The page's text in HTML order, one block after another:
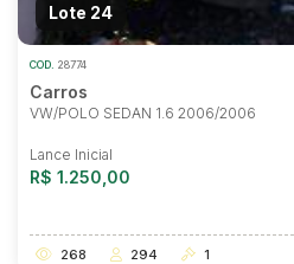
Lote 24
COD. 28774
Carros
VW/POLO SEDAN 1.6 2006/2006
Lance Inicial
R$ 1.250,00
268 294 1